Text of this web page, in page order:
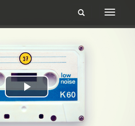
Toggle
Toggle
Play
Video